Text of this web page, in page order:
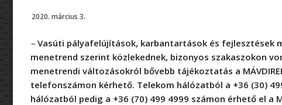
2020. március 3.
– Vasúti pályafelújítások, karbantartások és
menetrend szerint közlekednek, bizonyos szakaszokon
menetrendi változásokról bővebb tájékoztatás a
telefonszámon kérhető. Telekom hálózatból a +36 (30)
hálózatból pedig a +36 (70) 499 4999 számon érhető el a